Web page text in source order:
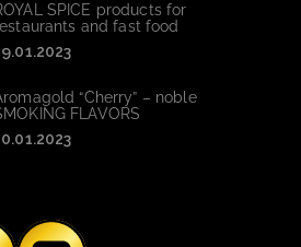
SPICE products for
and fast food
“Cherry” – noble
FLAVORS